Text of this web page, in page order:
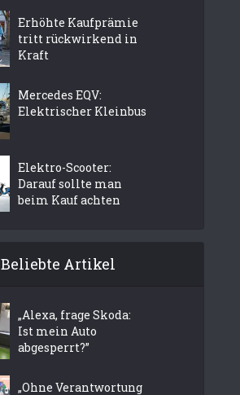
Erhöhte Kaufprämie
tritt rückwirkend in
Kraft
Mercedes EQV:
Elektrischer Kleinbus
Elektro-Scooter:
Darauf sollte man
beim Kauf achten
Beliebte Artikel
„Alexa, frage Skoda:
Ist mein Auto
abgesperrt?”
„Ohne Verantwortung